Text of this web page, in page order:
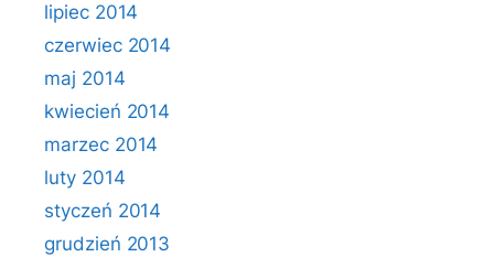
lipiec 2014
czerwiec 2014
maj 2014
kwiecień 2014
marzec 2014
luty 2014
styczeń 2014
grudzień 2013